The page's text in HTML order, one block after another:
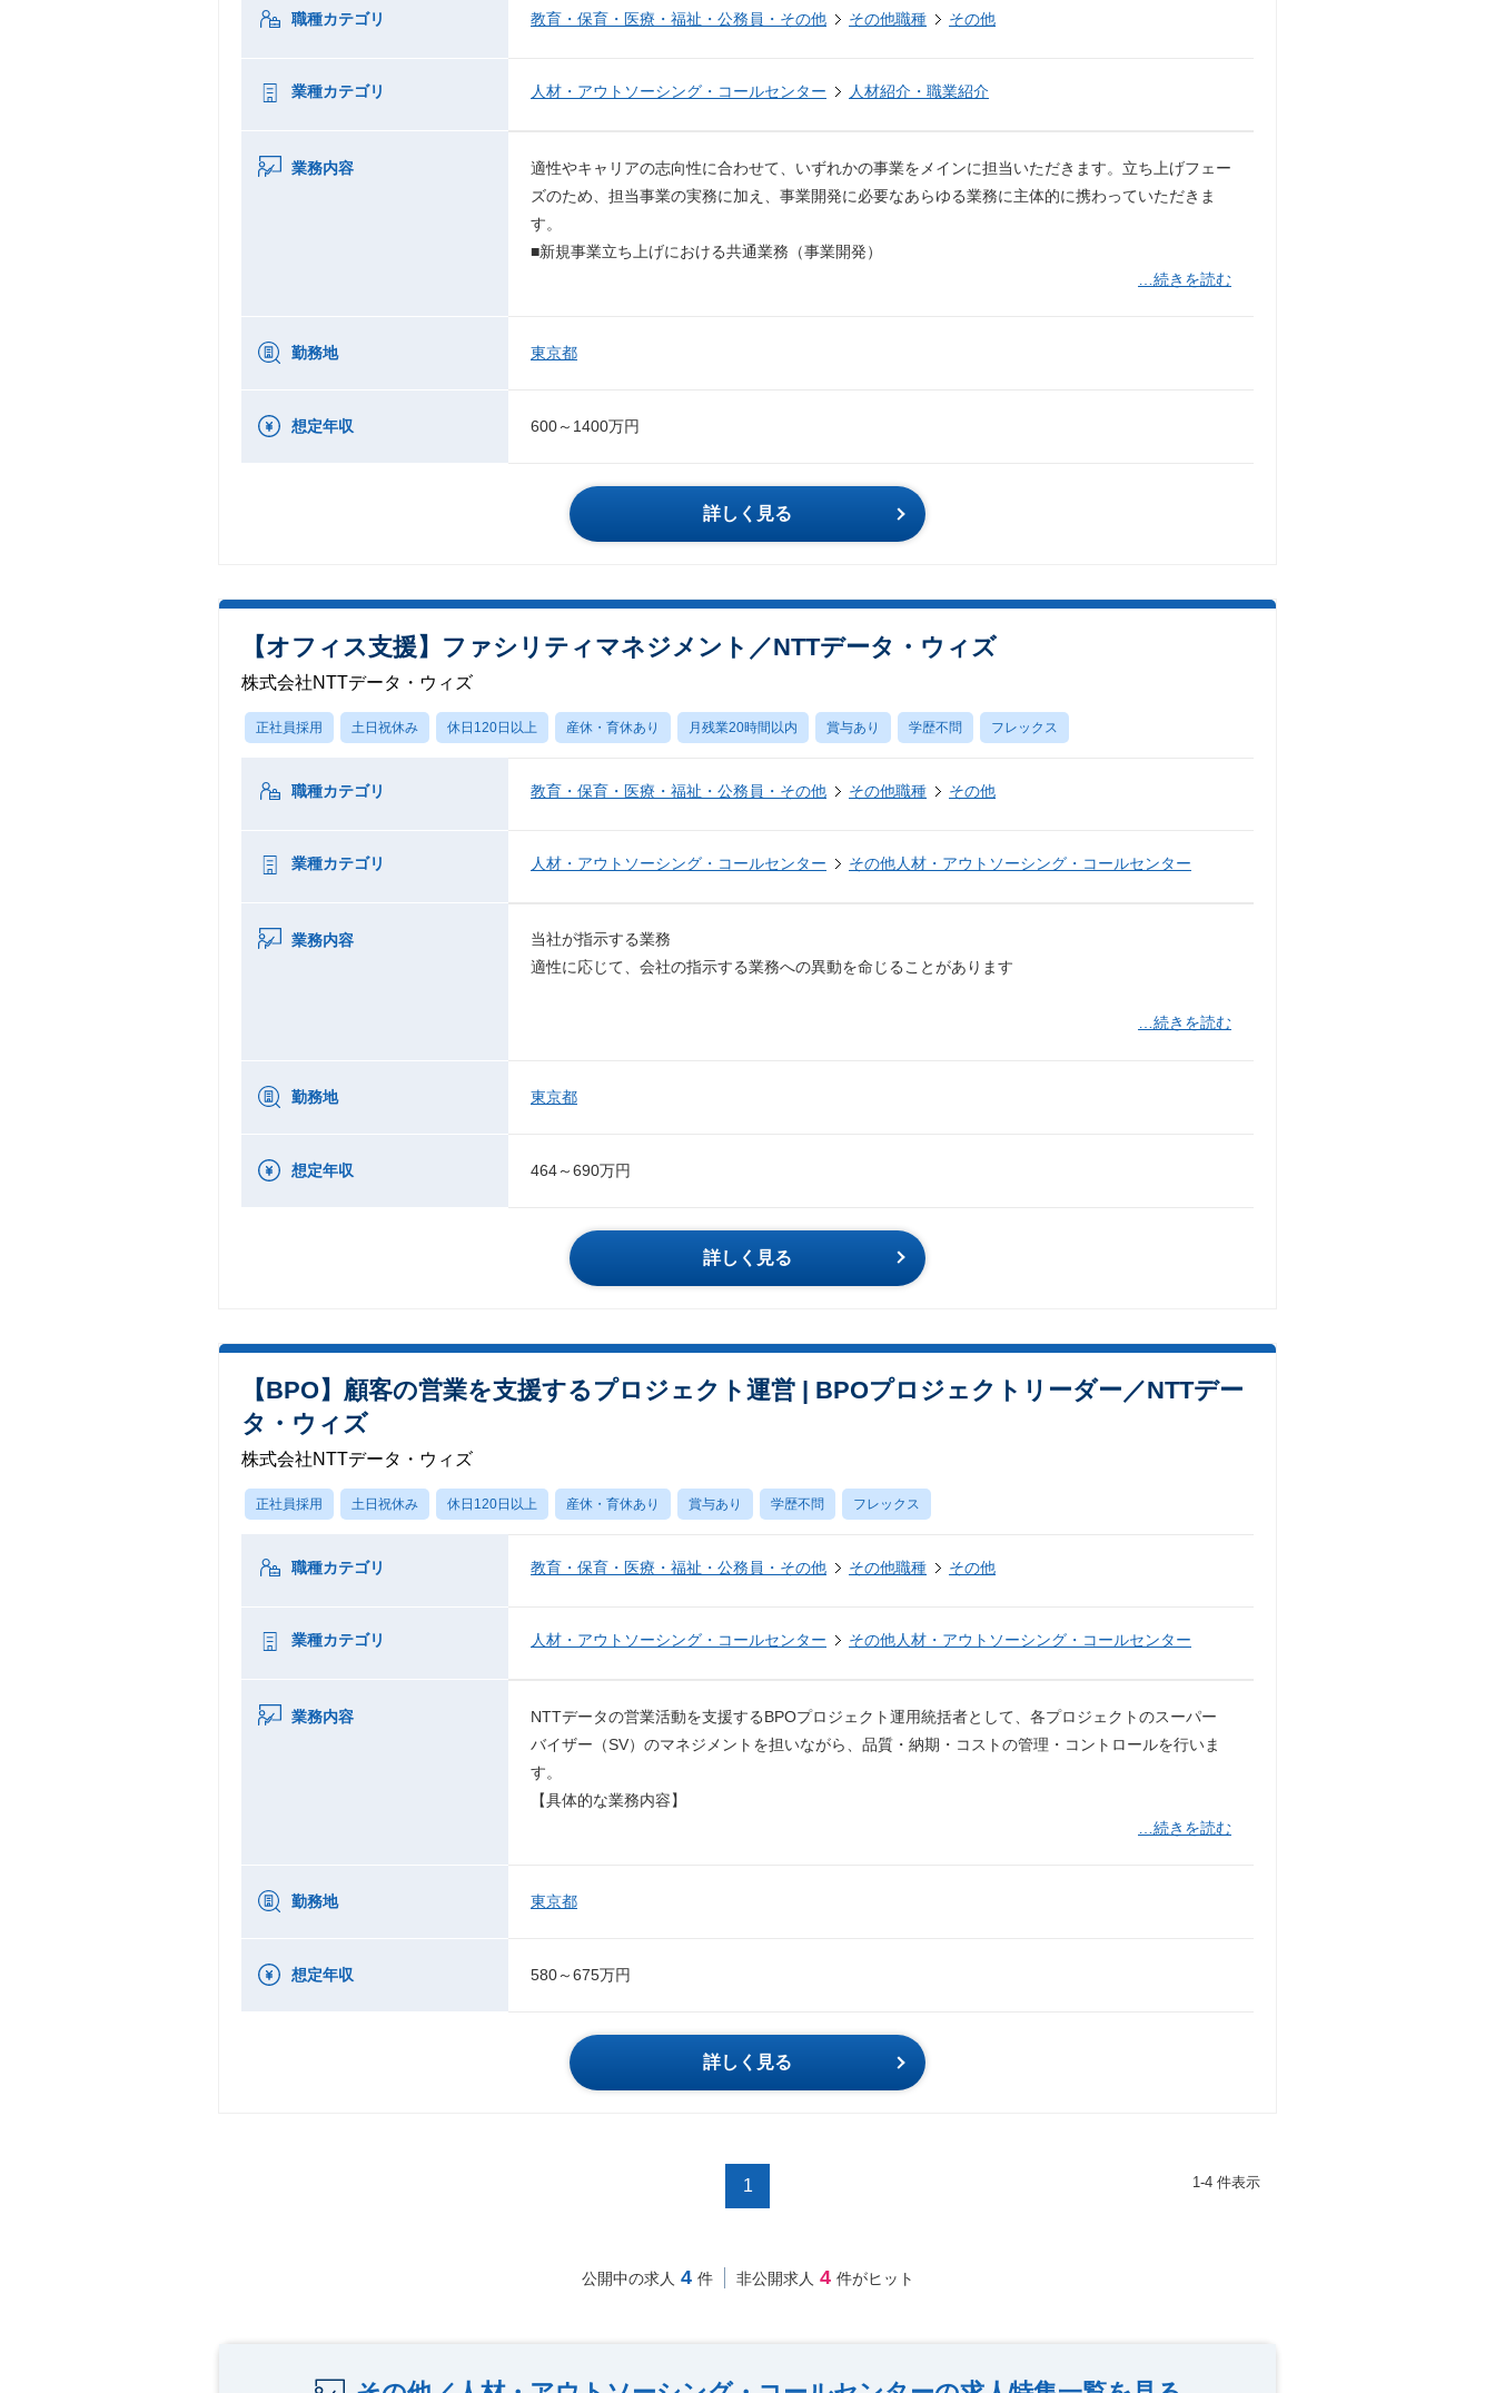
職種カテゴリ 教育・保育・医療・福祉・公務員・その他 その他職種 その他
業種カテゴリ 人材・アウトソーシング・コールセンター 人材紹介・職業紹介
業務内容
適性やキャリアの志向性に合わせて、いずれかの事業をメインに担当いただきます。立ち上げフェー
ズのため、担当事業の実務に加え、事業開発に必要なあらゆる業務に主体的に携わっていただきま
す。
■新規事業立ち上げにおける共通業務（事業開発）
…続きを読む
勤務地 東京都
想定年収 600～1400万円
詳しく見る
【オフィス支援】ファシリティマネジメント／NTTデータ・ウィズ
株式会社NTTデータ・ウィズ
正社員採用 土日祝休み 休日120日以上 産休・育休あり 月残業20時間以内 賞与あり 学歴不問 フレックス
職種カテゴリ 教育・保育・医療・福祉・公務員・その他 その他職種 その他
業種カテゴリ 人材・アウトソーシング・コールセンター その他人材・アウトソーシング・コールセンター
業務内容
当社が指示する業務
適性に応じて、会社の指示する業務への異動を命じることがあります
…続きを読む
勤務地 東京都
想定年収 464～690万円
詳しく見る
【BPO】顧客の営業を支援するプロジェクト運営 | BPOプロジェクトリーダー／NTTデー
タ・ウィズ
株式会社NTTデータ・ウィズ
正社員採用 土日祝休み 休日120日以上 産休・育休あり 賞与あり 学歴不問 フレックス
職種カテゴリ 教育・保育・医療・福祉・公務員・その他 その他職種 その他
業種カテゴリ 人材・アウトソーシング・コールセンター その他人材・アウトソーシング・コールセンター
業務内容
NTTデータの営業活動を支援するBPOプロジェクト運用統括者として、各プロジェクトのスーパー
バイザー（SV）のマネジメントを担いながら、品質・納期・コストの管理・コントロールを行いま
す。
【具体的な業務内容】
…続きを読む
勤務地 東京都
想定年収 580～675万円
詳しく見る
1 1-4 件表示
公開中の求人 4 件 非公開求人 4 件がヒット